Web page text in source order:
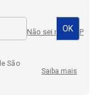
Não sei meu CEP
São
Saiba mais